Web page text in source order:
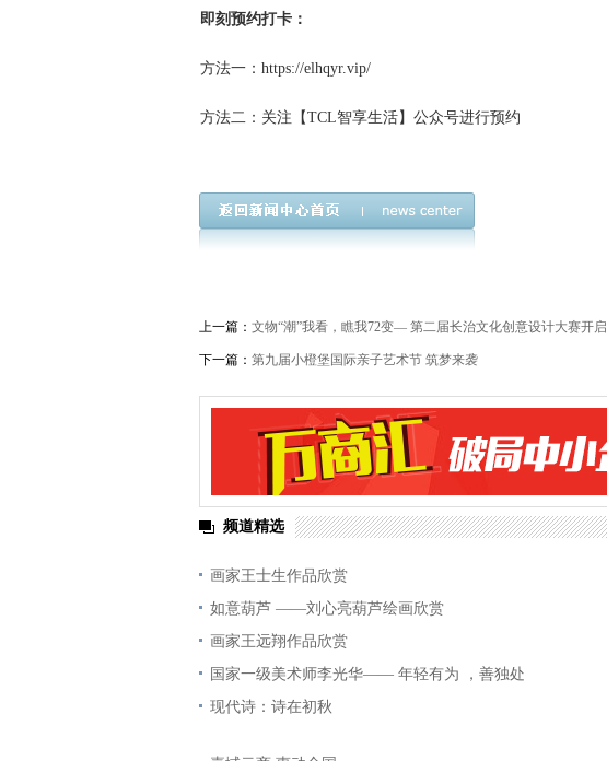
即刻预约打卡：
方法一：https://elhqyr.vip/
方法二：关注【TCL智享生活】公众号进行预约
上一篇： 文物“潮”我看，瞧我72变— 第二届长治文化创意设计大赛开启
下一篇： 第九届小橙堡国际亲子艺术节 筑梦来袭
频道精选
画家王士生作品欣赏
如意葫芦 ——刘心亮葫芦绘画欣赏
画家王远翔作品欣赏
国家一级美术师李光华—— 年轻有为 ，善独处
现代诗：诗在初秋